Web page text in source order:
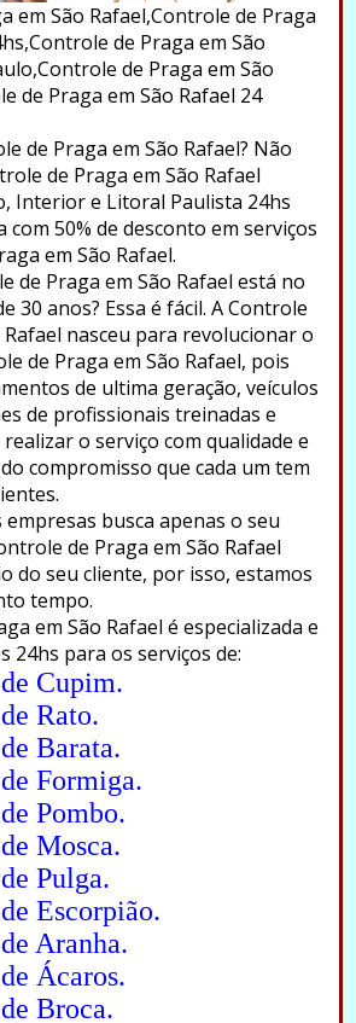
em São Rafael,Controle de Praga
de Praga em São
de Praga em São
de Praga em São Rafael 24
de Praga em São Rafael? Não
de Praga em São Rafael
Interior e Litoral Paulista 24hs
com 50% de desconto em serviços
em São Rafael.
de Praga em São Rafael está no
30 anos? Essa é fácil. A Controle
Rafael nasceu para revolucionar o
de Praga em São Rafael, pois
de ultima geração, veículos
de profissionais treinadas e
o serviço com qualidade e
compromisso que cada um tem
busca apenas o seu
de Praga em São Rafael
do seu cliente, por isso, estamos
tempo.
em São Rafael é especializada e
24hs para os serviços de:
Cupim.
Rato.
Barata.
Formiga.
Pombo.
Mosca.
Pulga.
Escorpião.
Aranha.
Ácaros.
Broca.